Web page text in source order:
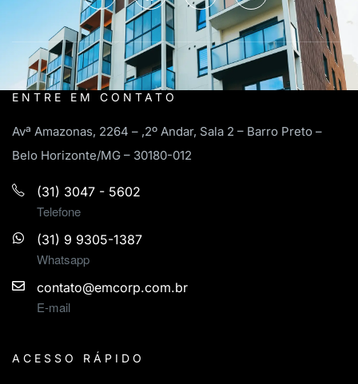
ENTRE EM CONTATO
Avª Amazonas, 2264 – ,2º Andar, Sala 2 – Barro Preto –
Belo Horizonte/MG – 30180-012
(31) 3047 - 5602
Telefone
(31) 9 9305-1387
Whatsapp
contato@emcorp.com.br
E-mail
ACESSO RÁPIDO